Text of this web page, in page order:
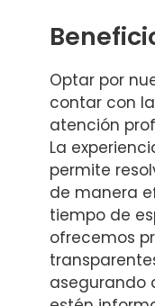
Optar por
contar con
atención
La
permite
de manera
tiempo de
ofrecemos
asegurando